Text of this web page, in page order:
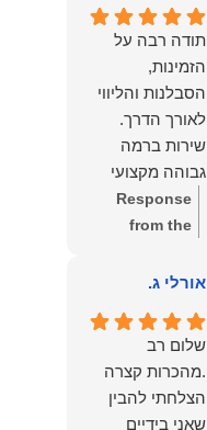
הצלחה, ברכה
ובשורות טובות.
שמעון האן
משרד עורכי דין
ונוטריון
התהליך.
המקצועיות,
הסבלנות,
היסודיות
והאכפתיות שלו
בלטו מהרגע
הראשון. הרגשתי
שיש לי על מי
לסמוך, ואני
הלב לכל מי
שמחפש עורך דין
מקצועי, אמין
ומסור.
ולשירותך בכל
עת גם בהמשך.
שמעון האן
משרד עורכי דין
ונוטריון
תודה רבה על
הזמינות,
הסבלנות והליווי
שירות ברמה
גבוהה מקצועי
ואמין.
Response
from the
הוא שלנו.
אורלי ג.
שלום רב
.מהכרות קצרה
הצלחתי להבין
שאני בידיים